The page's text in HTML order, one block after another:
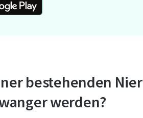
bestehenden
werden?